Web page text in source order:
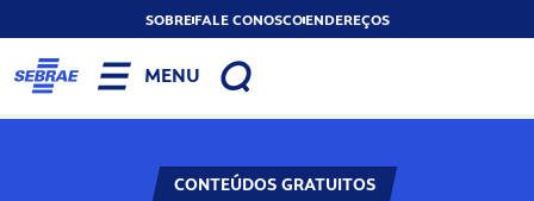
SOBREFALE CONOSCOENDEREÇOS
MENU
CONTEÚDOS GRATUITOS